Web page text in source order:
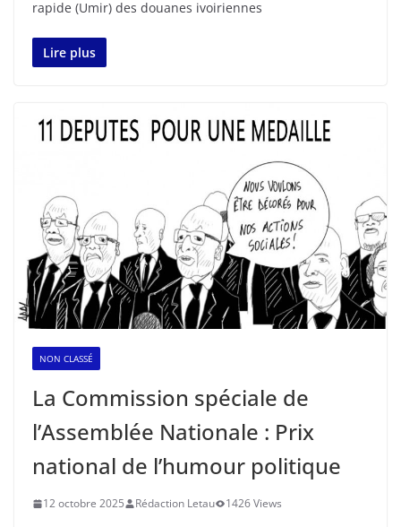
rapide (Umir) des douanes ivoiriennes
Lire plus
NON CLASSÉ
La Commission spéciale de
l’Assemblée Nationale : Prix
national de l’humour politique
12 octobre 2025 Rédaction Letau 1426 Views